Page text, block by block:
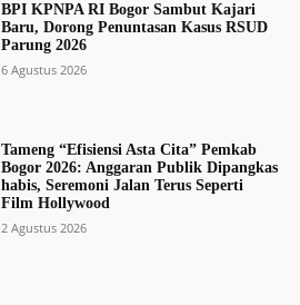
BPI KPNPA RI Bogor Sambut Kajari
Baru, Dorong Penuntasan Kasus RSUD
Parung 2026
6 Agustus 2026
Tameng “Efisiensi Asta Cita” Pemkab
Bogor 2026: Anggaran Publik Dipangkas
habis, Seremoni Jalan Terus Seperti
Film Hollywood
2 Agustus 2026